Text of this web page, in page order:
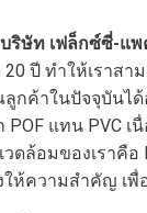
ริษัท เฟล็กซ์ซี่-แพ
ปี ทำให้เราส
ณลูกค้าในปัจจุบั
แทน PVC
ดล้อมของเรา
ห้ความสำคัญ เ